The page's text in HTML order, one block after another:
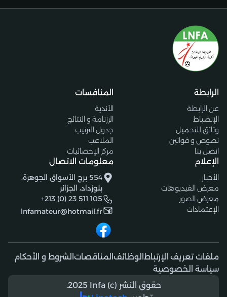
الرابطة
عن الرابطة
الإنضباط
وثائق للتحميل
نصوص و قوانين
اتصل بنا
المنافسات
الأندية
الرزنامة و النتائج
جدول الترتيب
الملاعب
مركز الإحصائيات
الإعلام
الأخبار
معرض الفيديوهات
معرض الصور
الإعتمادات
معلومات الاتصال
554 برج الأسواق الجوهرة،
بلوزداد، الجزائر
+213 (0) 23 511 105
lnfamateur@hotmail.fr
ملفات تعريف الإرتباط الوظائف المناقصات الشروط و الأحكام
سياسة الخصوصية
حقوق النشر (c) 2025 lnfa.